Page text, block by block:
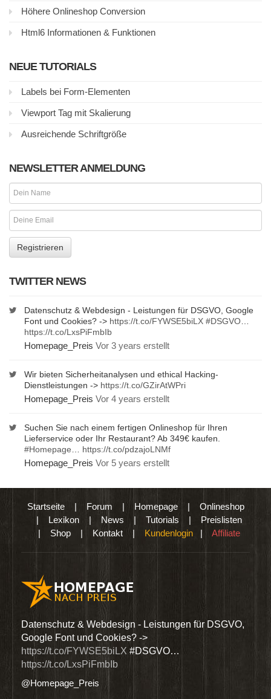
Höhere Onlineshop Conversion
Html6 Informationen & Funktionen
NEUE TUTORIALS
Labels bei Form-Elementen
Viewport Tag mit Skalierung
Ausreichende Schriftgröße
NEWSLETTER ANMELDUNG
TWITTER NEWS
Datenschutz & Webdesign - Leistungen für DSGVO, Google
Font und Cookies? -> https://t.co/FYWSE5biLX #DSGVO
https://t.co/LxsPiFmbIb
Homepage_Preis Vor 3 years erstellt
Wir bieten Sicherheitanalysen und ethical Hacking-
Dienstleistungen -> https://t.co/GZirAtWPri
Homepage_Preis Vor 4 years erstellt
Suchen Sie nach einem fertigen Onlineshop für Ihren
Lieferservice oder Ihr Restaurant? Ab 349€ kaufen.
#Homepage
https://t.co/pdzajoLNMf
Homepage_Preis Vor 5 years erstellt
Startseite| Forum | Homepage| Onlineshop
| Lexikon | News | Tutorials | Preislisten
| Shop | Kontakt | Kundenlogin | Affiliate
Datenschutz & Webdesign - Leistungen für DSGVO,
Google Font und Cookies? ->
https://t.co/FYWSE5biLX #DSGVO…
https://t.co/LxsPiFmbIb
@Homepage_Preis